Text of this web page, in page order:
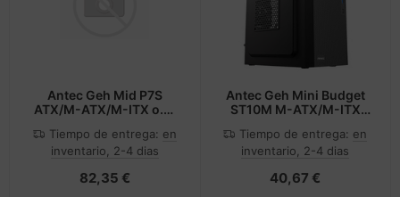
Antec Geh Mid P7S
ATX/M-ATX/M-ITX o.N.
Tiempo de entrega: en
inventario, 2-4 dias
82,35 €
Antec Geh Mini Budget
ST10M M-ATX/M-ITX
Tiempo de entrega: en
inventario, 2-4 dias
40,67 €